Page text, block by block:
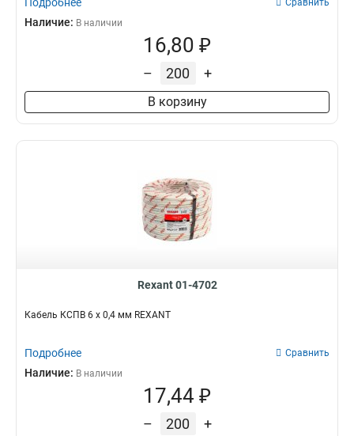
Сравнить
Наличие: В наличии
16,80 ₽
– +
В корзину
Rexant 01-4702
Кабель КСПВ 6 х 0,4 мм REXANT
Подробнее Сравнить
Наличие: В наличии
17,44 ₽
– +